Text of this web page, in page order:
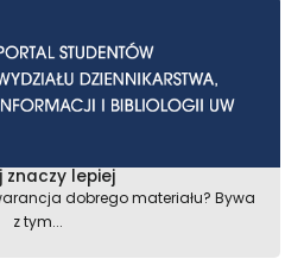
znaczy lepiej
dobrego materiału? Bywa
z tym...